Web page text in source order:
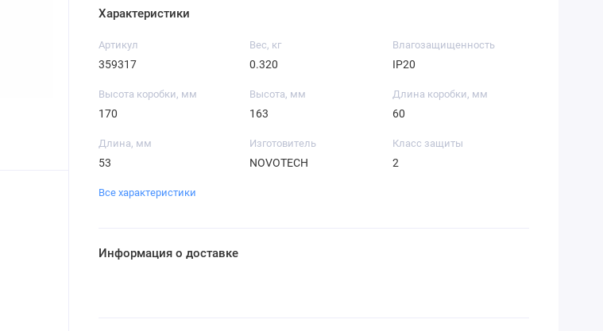
Характеристики
Артикул
359317
Вес, кг
0.320
Влагозащищенность
IP20
Высота коробки, мм
170
Высота, мм
163
Длина коробки, мм
60
Длина, мм
53
Изготовитель
NOVOTECH
Класс защиты
2
Все характеристики
Информация о доставке